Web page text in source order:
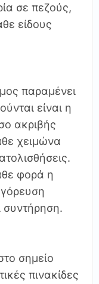
σε πεζούς,
είδους
παραμένει
είναι η
ακριβής
χειμώνα
φορά η
συντήρηση.
σημείο
πινακίδες